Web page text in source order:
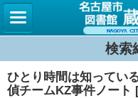
検索
ひとり時間は知ってい
偵チームKZ事件ノー